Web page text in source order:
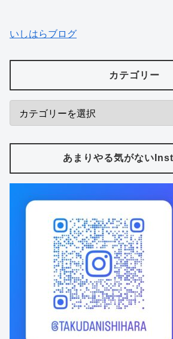
いしはらブログ
カテゴリー
あまりやる気がない